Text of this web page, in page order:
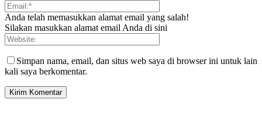
Anda telah memasukkan alamat email yang salah!
Silakan masukkan alamat email Anda di sini
Simpan nama, email, dan situs web saya di browser ini untuk lain
kali saya berkomentar.